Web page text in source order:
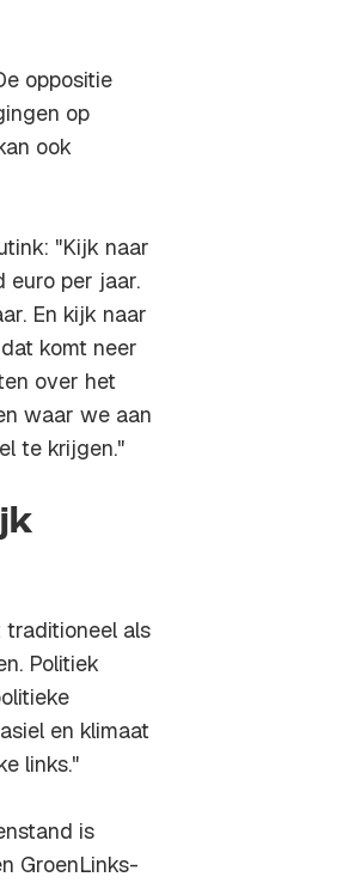
oppositie
op
ook
"Kijk naar
euro per jaar.
En kijk naar
komt neer
over het
waar we aan
te krijgen."
traditioneel als
Politiek
en klimaat
links."
is
GroenLinks-